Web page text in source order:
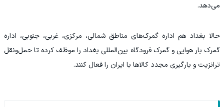
می‌دهد.
حالا بغداد هم اداره گمرک‌های مناطق شمالی، مرکزی، غربی، جنوبی، اداره
گمرک بار هوایی و گمرک فرودگاه بین‌المللی بغداد را موظف کرده تا حمل‌ونقل
ترانزیت و بارگیری مجدد کالا‌ها با ایران را فعال کنند.